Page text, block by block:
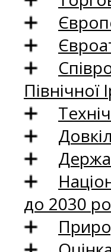
Північної
до 2030